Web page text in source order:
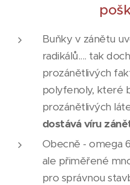
Buňky v zánětu
radikálů.... tak
prozánětlivých
polyfenoly, které
prozánětlivých
dostává víru
Obecně - omega
ale přiměřené
pro správnou